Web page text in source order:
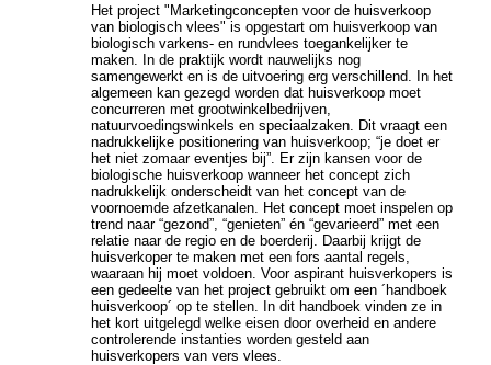
Het project "Marketingconcepten voor de huisverkoop
van biologisch vlees" is opgestart om huisverkoop van
biologisch varkens- en rundvlees toegankelijker te
maken. In de praktijk wordt nauwelijks nog
samengewerkt en is de uitvoering erg verschillend. In het
algemeen kan gezegd worden dat huisverkoop moet
concurreren met grootwinkelbedrijven,
natuurvoedingswinkels en speciaalzaken. Dit vraagt een
nadrukkelijke positionering van huisverkoop; “je doet er
het niet zomaar eventjes bij”. Er zijn kansen voor de
biologische huisverkoop wanneer het concept zich
nadrukkelijk onderscheidt van het concept van de
voornoemde afzetkanalen. Het concept moet inspelen op
trend naar “gezond”, “genieten” én “gevarieerd” met een
relatie naar de regio en de boerderij. Daarbij krijgt de
huisverkoper te maken met een fors aantal regels,
waaraan hij moet voldoen. Voor aspirant huisverkopers is
een gedeelte van het project gebruikt om een ´handboek
huisverkoop´ op te stellen. In dit handboek vinden ze in
het kort uitgelegd welke eisen door overheid en andere
controlerende instanties worden gesteld aan
huisverkopers van vers vlees.